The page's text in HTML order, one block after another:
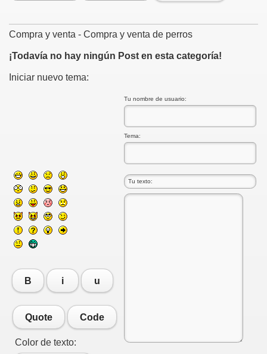
Compra y venta - Compra y venta de perros
¡Todavía no hay ningún Post en esta categoría!
Iniciar nuevo tema:
Tu nombre de usuario:
Tema:
B i u
Quote Code
Color de texto: